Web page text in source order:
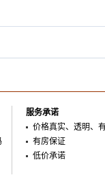
服务承诺
价格真实、透明、
有房保证
低价承诺